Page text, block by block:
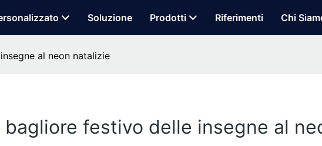
Soluzione Prodotti Riferimenti Chi
al neon natalizie
festivo delle insegne al